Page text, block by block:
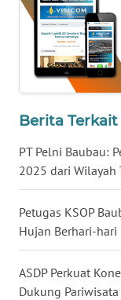
Berita Terkait
PT Pelni Baubau:
2025 dari
Petugas KSOP
Hujan Berhari-hari
ASDP Perkuat
Dukung
WN
KALTARA
WN
KALSEL
WN
KALTIM
WN
SULSEL
WN
GORONTALO